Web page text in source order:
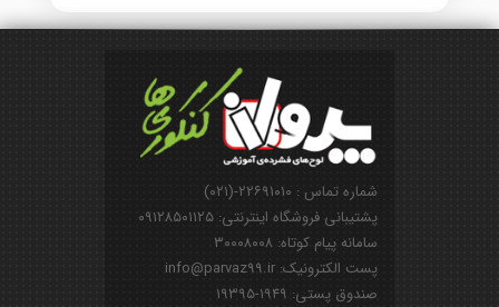
شماره تماس : ۲۲۶۹۱۰۱۰-(۰۲۱)
پشتیبانی فروشگاه اینترنتی: ۰۹۱۲۸۵۰۱۱۲۵
سامانه پیام کوتاه: ۳۰۰۰۸۰۰۸
پست الکترونیک: info@parvaz99.ir
صندوق پستی: ۱۹۴۹-۱۹۳۹۵